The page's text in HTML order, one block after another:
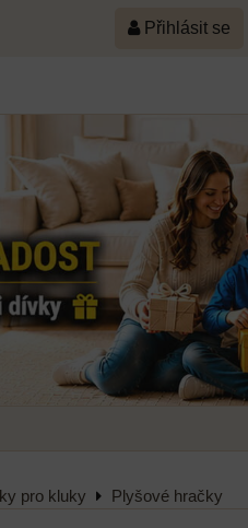
Přihlásit se
pro kluky Plyšové hračky